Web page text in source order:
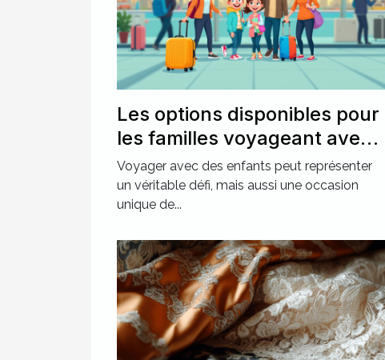
Les options disponibles pour
les familles voyageant avec
des enfants
Voyager avec des enfants peut représenter
un véritable défi, mais aussi une occasion
unique de...